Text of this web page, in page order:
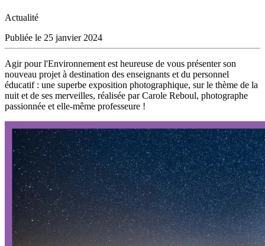
Actualité
Publiée le 25 janvier 2024
Agir pour l'Environnement est heureuse de vous présenter son
nouveau projet à destination des enseignants et du personnel
éducatif : une superbe exposition photographique, sur le thème de la
nuit et de ses merveilles, réalisée par Carole Reboul, photographe
passionnée et elle-même professeure !